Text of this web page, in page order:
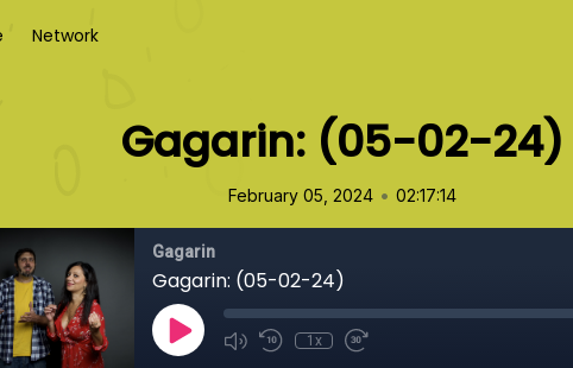
Network
Gagarin: (05-02-24)
February 05, 2024 • 02:17:14
Gagarin
Gagarin: (05-02-24)
1x